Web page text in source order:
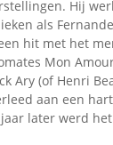
Hij
als
hit met het
Mon
Ary (of Henri
aan een
later werd